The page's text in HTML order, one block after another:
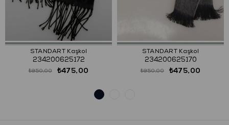
STANDART Kaşkol
234200625172
₺475,00
₺950,00
STANDART Kaşkol
234200625170
₺475,00
₺950,00